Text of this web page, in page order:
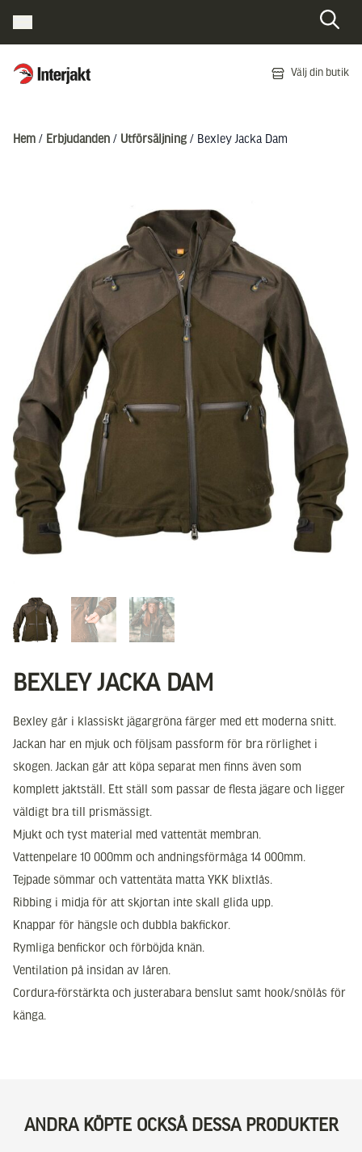
Interjakt SE Välj din butik
Hem / Erbjudanden / Utförsäljning / Bexley Jacka Dam
BEXLEY JACKA DAM
Bexley går i klassiskt jägargröna färger med ett moderna snitt.
Jackan har en mjuk och följsam passform för bra rörlighet i
skogen. Jackan går att köpa separat men finns även som
komplett jaktställ. Ett ställ som passar de flesta jägare och ligger
väldigt bra till prismässigt.
Mjukt och tyst material med vattentät membran.
Vattenpelare 10 000mm och andningsförmåga 14 000mm.
Tejpade sömmar och vattentäta matta YKK blixtlås.
Ribbing i midja för att skjortan inte skall glida upp.
Knappar för hängsle och dubbla bakfickor.
Rymliga benfickor och förböjda knän.
Ventilation på insidan av låren.
Cordura-förstärkta och justerabara benslut samt hook/snölås för
känga.
ANDRA KÖPTE OCKSÅ DESSA PRODUKTER